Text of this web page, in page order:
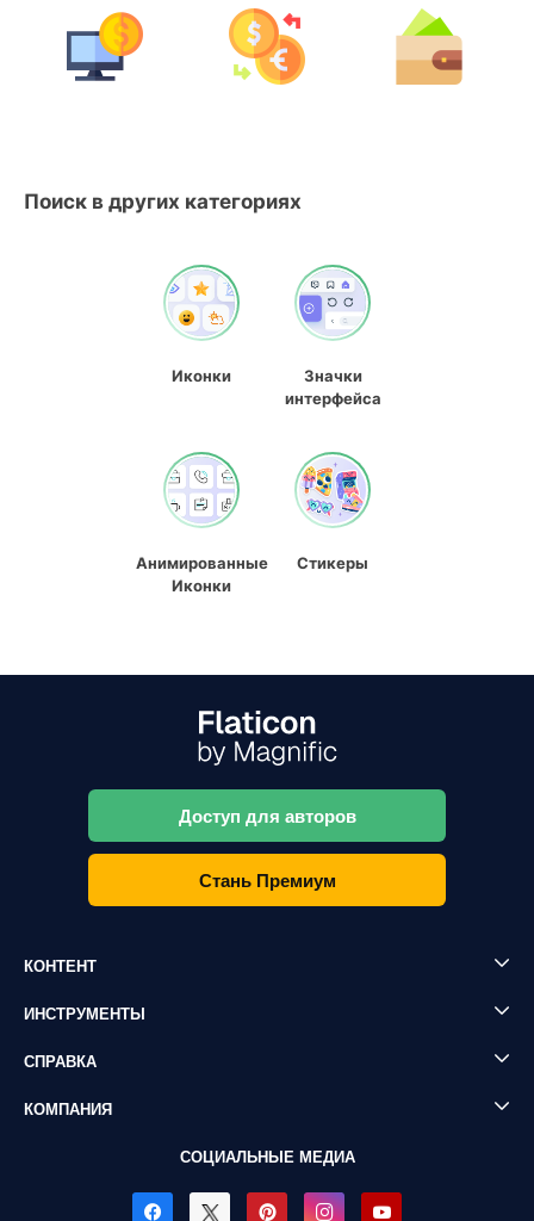
Поиск в других категориях
Иконки
Значки
интерфейса
Анимированные
Иконки
Стикеры
Доступ для авторов
Стань Премиум
КОНТЕНТ
ИНСТРУМЕНТЫ
СПРАВКА
КОМПАНИЯ
СОЦИАЛЬНЫЕ МЕДИА